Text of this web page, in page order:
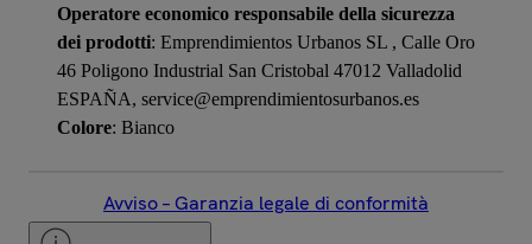
Operatore economico responsabile della sicurezza
dei prodotti: Emprendimientos Urbanos SL , Calle Oro
46 Poligono Industrial San Cristobal 47012 Valladolid
ESPAÑA, service@emprendimientosurbanos.es
Colore: Bianco
Avviso – Garanzia legale di conformità